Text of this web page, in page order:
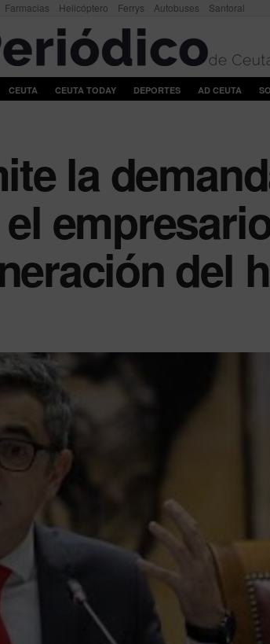
Farmacias Helicóptero Ferrys Autobuses Santoral
CEUTA CEUTA TODAY DEPORTES AD CEUTA
la
del